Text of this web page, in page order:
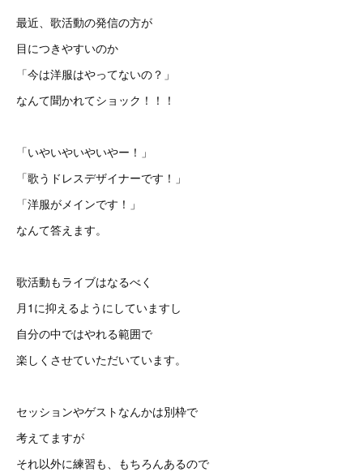
最近、歌活動の発信の方が
目につきやすいのか
「今は洋服はやってないの？」
なんて聞かれてショック！！！
「いやいやいやいやー！」
「歌うドレスデザイナーです！」
「洋服がメインです！」
なんて答えます。
歌活動もライブはなるべく
月1に抑えるようにしていますし
自分の中ではやれる範囲で
楽しくさせていただいています。
セッションやゲストなんかは別枠で
考えてますが
それ以外に練習も、もちろんあるので